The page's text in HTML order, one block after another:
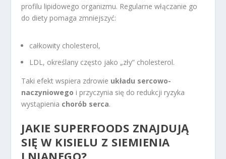
profilu lipidowego organizmu. Regularne włączanie go
do diety pomaga zmniejszyć:
całkowity cholesterol,
LDL, określany często jako „zły” cholesterol.
Taki efekt wspiera zdrowie układu sercowo-
naczyniowego i przyczynia się do redukcji ryzyka
wystąpienia chorób serca.
JAKIE SUPERFOODS ZNAJDUJĄ
SIĘ W KISIELU Z SIEMIENIA